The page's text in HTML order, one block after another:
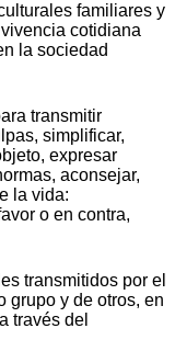
familiares y
cotidiana
la sociedad
transmitir
simplificar,
expresar
aconsejar,
la vida:
o en contra,
transmitidos por el
grupo y de otros, en
través del